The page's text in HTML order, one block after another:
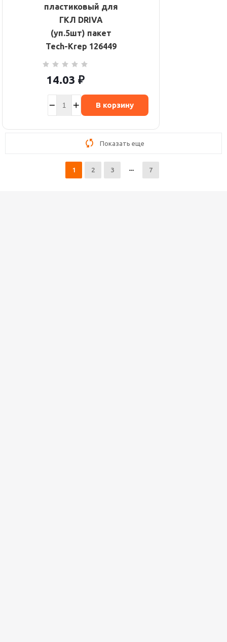
пластиковый для
ГКЛ DRIVA
(уп.5шт) пакет
Tech-Krep 126449
14.03 ₽
В корзину
Показать еще
1 2 3 7